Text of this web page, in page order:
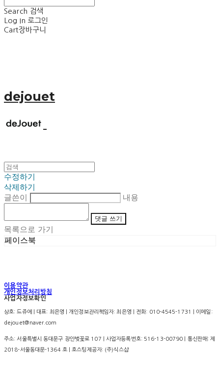
Search 검색
Log In 로그인
Cart장바구니
dejouet
수정하기
삭제하기
글쓴이
내용
댓글 쓰기
목록으로 가기
페이스북
이용약관
개인정보처리방침
사업자정보확인
상호: 드쥬에 | 대표: 최은영 | 개인정보관리책임자: 최은영 | 전화: 010-4545-1731 | 이메일:
dejouet@naver.com
주소: 서울특별시 동대문구 장안벚꽃로 107 | 사업자등록번호: 516-13-00790 | 통신판매:제
2018-서울동대문-1364 호| 호스팅제공자: (주)식스샵